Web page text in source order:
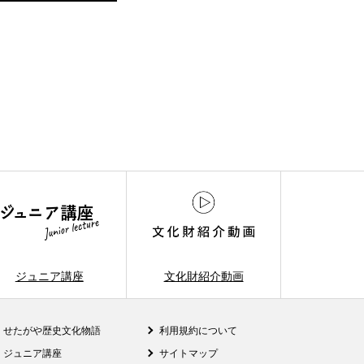
ジュニア講座 文化財紹介動画
せたがや歴史文化物語
ジュニア講座
利用規約について
サイトマップ